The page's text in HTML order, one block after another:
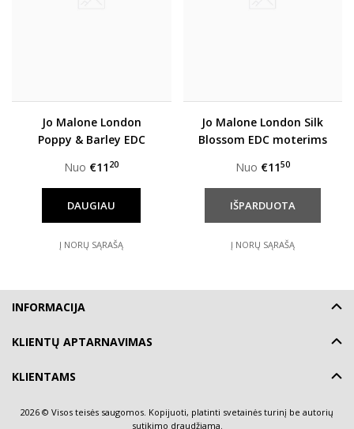
Jo Malone London
Poppy & Barley EDC
Nuo €11 20
DAUGIAU
Į NORŲ SĄRAŠĄ
Jo Malone London Silk
Blossom EDC moterims
Nuo €1150
Į NORŲ SĄRAŠĄ
INFORMACIJA
KLIENTŲ APTARNAVIMAS
KLIENTAMS
2026 © Visos teisės saugomos. Kopijuoti, platinti svetainės turinį be autorių
sutikimo draudžiama.